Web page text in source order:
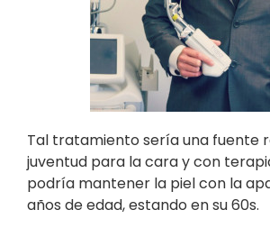
Tal tratamiento sería una fuente
juventud para la cara y con
podría mantener la piel con la
años de edad, estando en su 60s.